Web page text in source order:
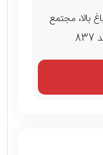
بالا، مجتمع